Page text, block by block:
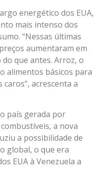
energético dos EUA,
mais intenso dos
“Nessas últimas
aumentaram em
que antes. Arroz, o
alimentos básicos para
acrescenta a
país gerada por
a nova
a possibilidade de
global, o que era
EUA à Venezuela a